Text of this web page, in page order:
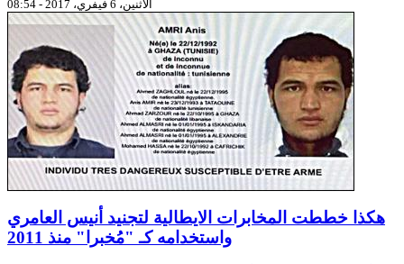
الاثنين، 6 فيفري، 2017 - 08:54
هكذا خططت المخابرات الايطالية لتجنيد أنيس العامري
واستخدامه كـ "مُخبرا" منذ 2011